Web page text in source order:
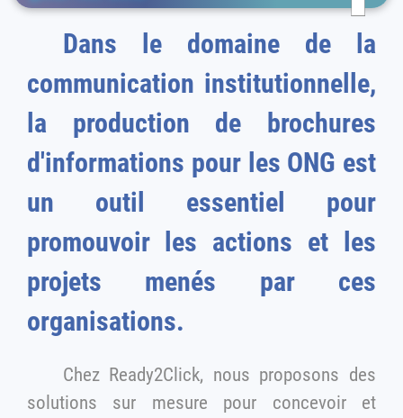
Dans le domaine de la
communication institutionnelle,
la production de brochures
d'informations pour les ONG est
un outil essentiel pour
promouvoir les actions et les
projets menés par ces
organisations.
Chez Ready2Click, nous proposons des
solutions sur mesure pour concevoir et